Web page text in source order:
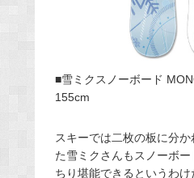
■雪ミクスノーボード
155cm
スキーでは二枚の板に分
た雪ミクさんもスノーボ
ちり堪能できるというわ